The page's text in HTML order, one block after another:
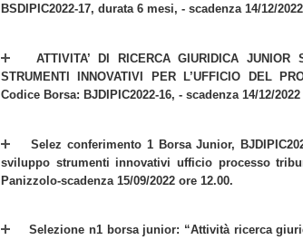
BSDIPIC2022-17, durata 6 mesi, - scadenza 14/12/
ATTIVITA’ DI RICERCA GIURIDICA
STRUMENTI INNOVATIVI PER L’UFFICIO DEL
Codice Borsa: BJDIPIC2022-16, - scadenza 14/12/
Selez conferimento 1 Borsa Junior,
sviluppo strumenti innovativi ufficio processo
Panizzolo-scadenza 15/09/2022 ore 12.00.
Selezione n1 borsa junior: “Attività ricerca